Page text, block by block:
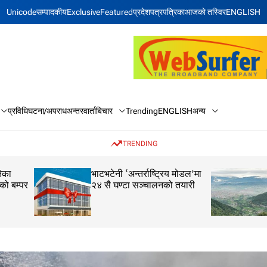
Unicodeसम्पादकीयExclusiveFeaturedप्रदेशपत्रपत्रिकाआजकाे तस्विरENGLISH
प्रविधिघटना/अपराधअन्तरवार्ताबिचार TrendingENGLISHअन्य
TRENDING
भाटभटेनी ‘अन्तर्राष्ट्रिय मोडल’मा
२४ सै घण्टा सञ्चालनको तयारी
आज पनि देशभर
मौसम विभागको उच्च
अपनाउन आग्रह